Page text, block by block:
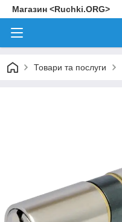
Магазин <Ruchki.ORG>
Товари та послуги